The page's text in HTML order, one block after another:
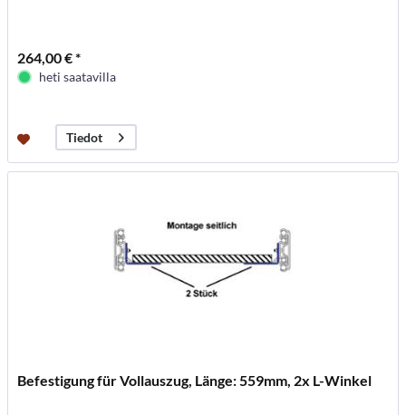
264,00 € *
heti saatavilla
Tiedot
Befestigung für Vollauszug, Länge: 559mm, 2x L-Winkel